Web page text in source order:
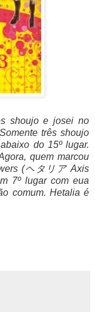
shoujo e josei no
três shoujo
do 15º lugar.
quem marcou
(ヘタリア Axis
7º lugar com eua
comum. Hetalia é